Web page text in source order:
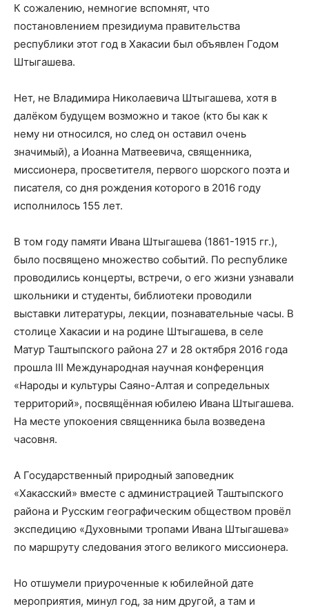
К сожалению, немногие вспомнят, что
постановлением президиума правительства
республики этот год в Хакасии был объявлен Годом
Штыгашева.
Нет, не Владимира Николаевича Штыгашева, хотя в
далёком будущем возможно и такое (кто бы как к
нему ни относился, но след он оставил очень
значимый), а Иоанна Матвеевича, священника,
миссионера, просветителя, первого шорского поэта и
писателя, со дня рождения которого в 2016 году
исполнилось 155 лет.
В том году памяти Ивана Штыгашева (1861-1915 гг.),
было посвящено множество событий. По республике
проводились концерты, встречи, о его жизни узнавали
школьники и студенты, библиотеки проводили
выставки литературы, лекции, познавательные часы. В
столице Хакасии и на родине Штыгашева, в селе
Матур Таштыпского района 27 и 28 октября 2016 года
прошла III Международная научная конференция
«Народы и культуры Саяно-Алтая и сопредельных
территорий», посвящённая юбилею Ивана Штыгашева.
На месте упокоения священника была возведена
часовня.
А Государственный природный заповедник
«Хакасский» вместе с администрацией Таштыпского
района и Русским географическим обществом провёл
экспедицию «Духовными тропами Ивана Штыгашева»
по маршруту следования этого великого миссионера.
Но отшумели приуроченные к юбилейной дате
мероприятия, минул год, за ним другой, а там и